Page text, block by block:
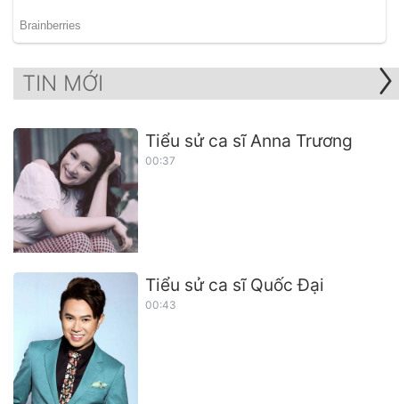
TIN MỚI
Tiểu sử ca sĩ Anna Trương
00:37
Tiểu sử ca sĩ Quốc Đại
00:43